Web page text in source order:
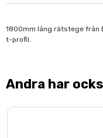
1800mm lång rätstege från
t-profil.
Andra har